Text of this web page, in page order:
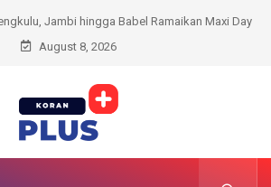
Day
Kecewa Berat, Fans Minta Oleksandr
Atau Pemenang Fury vs Joshua,
August 8, 2026